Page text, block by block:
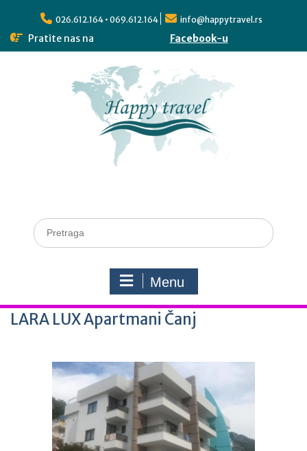
026.612.164 • 069.612.164 info@happytravel.rs
Pratite nas na Facebook-u
Menu
LARA LUX Apartmani Čanj